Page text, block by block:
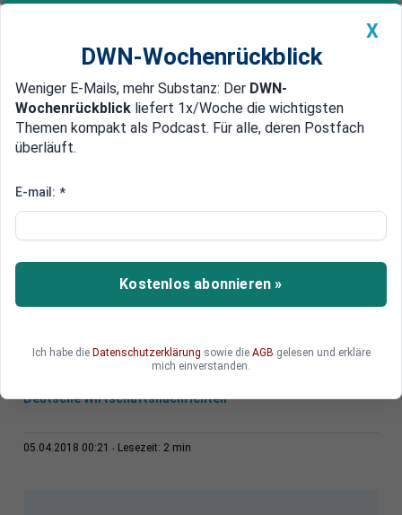
Newsticker MEIN DWN: Geldanlage Premium
Edelmetalle DWN-Magazin China
US-Armee bleibt in Syrien
Pentagon: US-Soldaten bleiben
in Incirlik in der Türkei
Das Pentagon weist Berichte zurück, wonach die
Deutsche Wirtschaftsnachrichten
05.04.2018 00:21 Lesezeit: 2 min
X
DWN-Wochenrückblick
Weniger E-Mails, mehr Substanz: Der DWN-
Wochenrückblick liefert 1x/Woche die wichtigsten
Themen kompakt als Podcast. Für alle, deren Postfach
überläuft.
E-mail: *
Kostenlos abonnieren »
Ich habe die Datenschutzerklärung sowie die AGB gelesen und erkläre
mich einverstanden.